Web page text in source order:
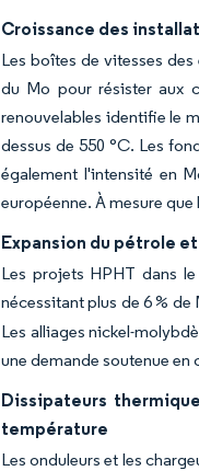
Croissance des
Les boîtes de vitesses
du Mo pour résister aux
renouvelables identifie le
dessus de 550 °C. Les
également l'intensité en
européenne. À mesure
Expansion du pétrole
Les projets HPHT dans
nécessitant plus de 6 %
Les alliages nickel-
une demande soutenue
Dissipateurs
température
Les onduleurs et les